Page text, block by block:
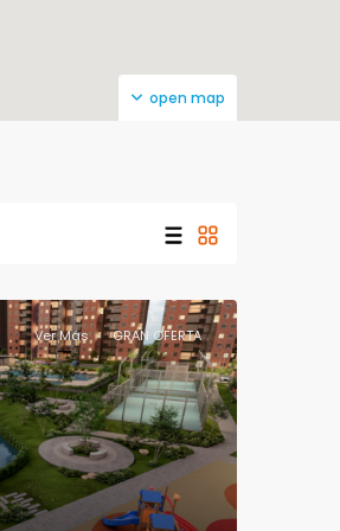
open map
Ver Más GRAN OFERTA